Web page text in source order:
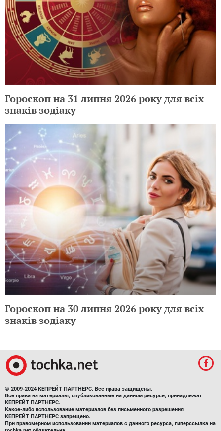
Гороскоп на 31 липня 2026 року для всіх
знаків зодіаку
Гороскоп на 30 липня 2026 року для всіх
знаків зодіаку
© 2009-2024 КЕПРЕЙТ ПАРТНЕРС. Все права защищены.
Все права на материалы, опубликованные на данном ресурсе, принадлежат
КЕПРЕЙТ ПАРТНЕРС.
Какое-либо использование материалов без письменного разрешения
КЕПРЕЙТ ПАРТНЕРС запрещено.
При правомерном использовании материалов с данного ресурса, гиперссылка на